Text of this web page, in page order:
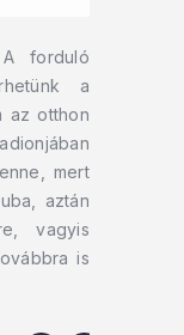
forduló
a
az otthon
mert
aztán
vagyis
is